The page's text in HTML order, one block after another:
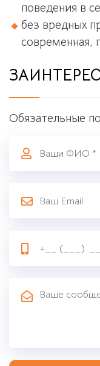
поведения в
без вредных
современная,
Обязательные